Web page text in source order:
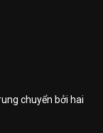
chuyển bởi hai